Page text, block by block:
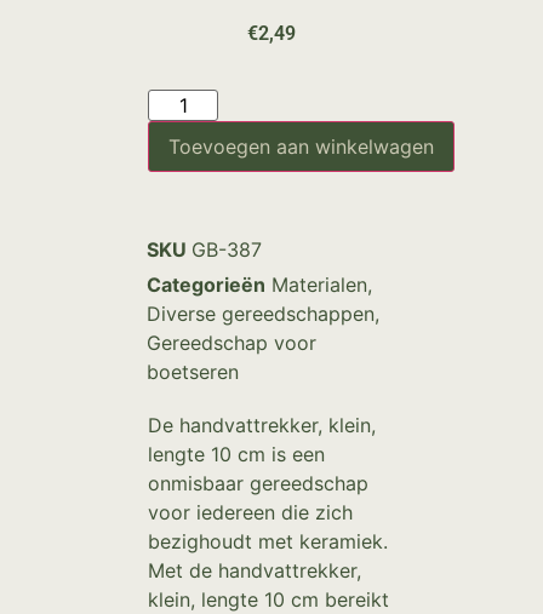
€2,49
Toevoegen aan winkelwagen
SKU GB-387
Categorieën Materialen,
Diverse gereedschappen,
Gereedschap voor
boetseren
De handvattrekker, klein,
lengte 10 cm is een
onmisbaar gereedschap
voor iedereen die zich
bezighoudt met keramiek.
Met de handvattrekker,
klein, lengte 10 cm bereikt